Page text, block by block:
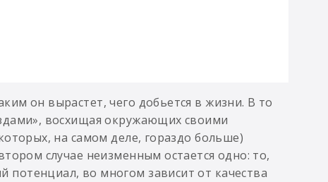
он вырастет, чего добьется в жизни. В то
восхищая окружающих своими
на самом деле, гораздо больше)
случае неизменным остается одно: то,
потенциал, во многом зависит от качества